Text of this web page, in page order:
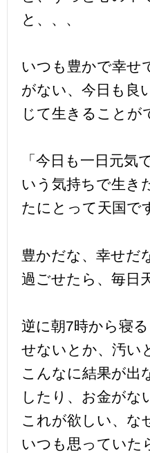
と、、、
いつも豊かで幸せ
がない、今日も良
じて生きることが
「今日も一日元気
いう気持ちで生き
たにとって天国で
豊かだな、幸せだ
過ごせたら、毎日
逆に朝7時から寝
せないとか、汚い
こんなに結果が出
したり、お金がな
これが欲しい、な
いつも思っていた